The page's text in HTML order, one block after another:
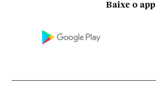
Baixe o app